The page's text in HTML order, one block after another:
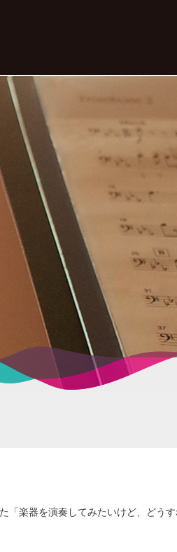
楽器を演奏してみたいけど、どうす